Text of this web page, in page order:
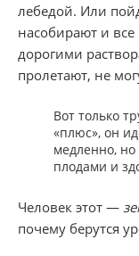
лебедой. Или
насобирают и
дорогими
пролетают, не
Вот только
«плюс», он
медленно, но
плодами и
Человек этот —
почему берутся